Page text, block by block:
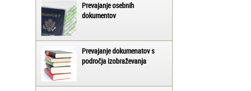
Prevajanje osebnih
dokumentov
Prevajanje dokumenatov s
področja izobraževanja